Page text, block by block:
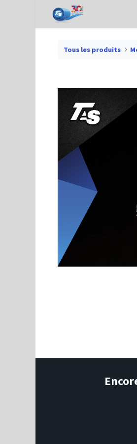
Tous les produits